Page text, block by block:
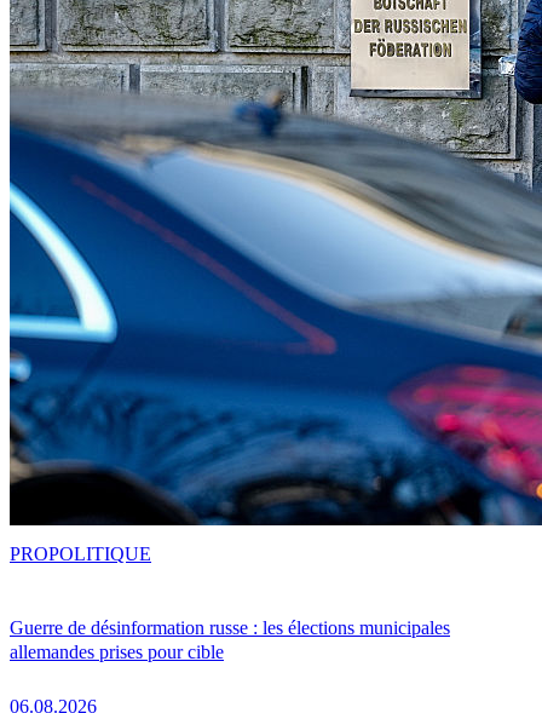
Guerre de désinformation russe : les élections municipales
allemandes prises pour cible
06.08.2026
PROPOLITIQUE